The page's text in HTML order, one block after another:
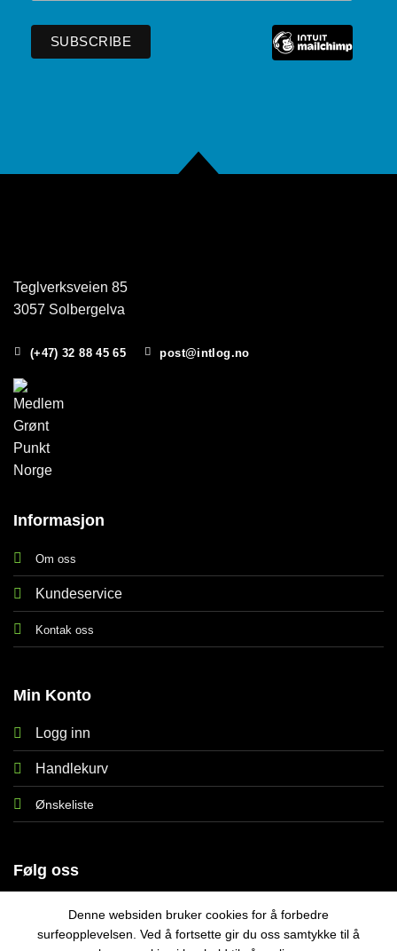
Teglverksveien 85
3057 Solbergelva
(+47) 32 88 45 65 post@intlog.no
Informasjon
Om oss
Kundeservice
Kontak oss
Min Konto
Logg inn
Handlekurv
Ønskeliste
Følg oss
Denne websiden bruker cookies for å forbedre
surfeopplevelsen. Ved å fortsette gir du oss samtykke til å